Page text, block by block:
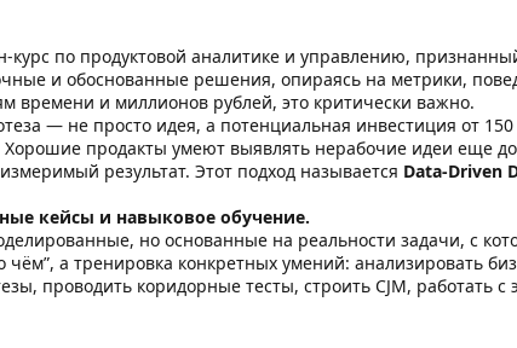
курс по продуктовой аналитике и управлению,
и обоснованные решения, опираясь на метрики,
времени и миллионов рублей, это критически важно.
— не просто идея, а потенциальная инвестиция от
Хорошие продакты умеют выявлять нерабочие идеи еще
результат. Этот подход называется Data-Driven
кейсы и навыковое обучение.
но основанные на реальности задачи, с
чём”, а тренировка конкретных умений: анализировать
проводить коридорные тесты, строить CJM, работать